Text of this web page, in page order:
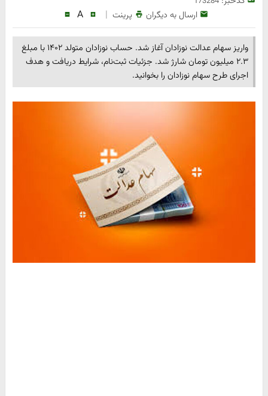
ارسال به دیگران پرینت |
A
واریز سهام عدالت نوزادان آغاز شد. حساب نوزادان متولد ۱۴۰۲ با مبلغ
۲.۳ میلیون تومان شارژ شد. جزئیات ثبت‌نام، شرایط دریافت و هدف
اجرای طرح سهام نوزادان را بخوانید.